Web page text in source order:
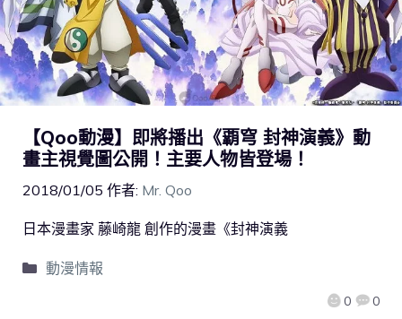
【Qoo動漫】即將播出《覇穹 封神演義》動
畫主視覺圖公開！主要人物皆登場！
2018/01/05 作者: Mr. Qoo
0 0
日本漫畫家 藤崎龍 創作的漫畫《封神演義
動漫情報